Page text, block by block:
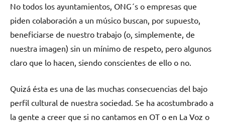
No todos los ayuntamientos, ONG´s o empresas que
piden colaboración a un músico buscan, por supuesto,
beneficiarse de nuestro trabajo (o, simplemente, de
nuestra imagen) sin un mínimo de respeto, pero algunos
claro que lo hacen, siendo conscientes de ello o no.
Quizá ésta es una de las muchas consecuencias del bajo
perfil cultural de nuestra sociedad. Se ha acostumbrado a
la gente a creer que si no cantamos en OT o en La Voz o